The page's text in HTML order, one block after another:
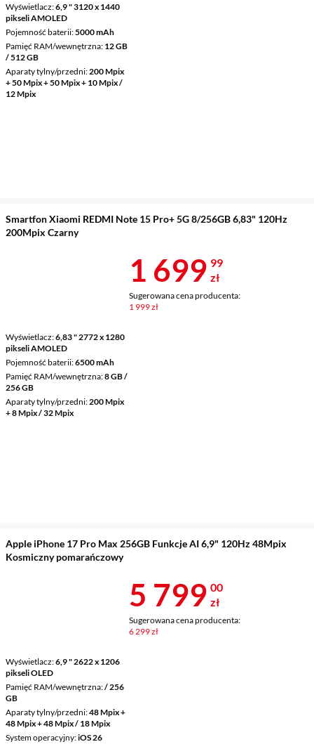
Wyświetlacz 6,9 " 3120 x 1440
pikseli AMOLED
Pojemność baterii 5000 mAh
Pamięć RAM/wewnętrzna 12 GB
/ 512 GB
Aparaty tylny/przedni 200 Mpix
+ 50 Mpix + 50 Mpix + 10 Mpix /
12 Mpix
Smartfon Xiaomi REDMI Note 15 Pro+ 5G 8/256GB 6,83" 120Hz
200Mpix Czarny
Wyświetlacz 6,83 " 2772 x 1280
pikseli AMOLED
Pojemność baterii 6500 mAh
Pamięć RAM/wewnętrzna 8 GB /
256 GB
Aparaty tylny/przedni 200 Mpix
+ 8 Mpix / 32 Mpix
Cena 1
1 699 99
zł
Sugerowana cena producenta:
1 999 zł
Apple iPhone 17 Pro Max 256GB Funkcje AI 6,9" 120Hz 48Mpix
Kosmiczny pomarańczowy
Wyświetlacz 6,9 " 2622 x 1206
pikseli OLED
Pamięć RAM/wewnętrzna / 256
GB
Aparaty tylny/przedni 48 Mpix +
48 Mpix + 48 Mpix / 18 Mpix
System operacyjny iOS 26
Cena 5 799 zł
5 799 00
zł
Sugerowana cena producenta:
6 299 zł